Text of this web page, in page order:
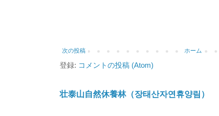
次の投稿 ホーム
登録: コメントの投稿 (Atom)
壮泰山自然休養林（장태산자연휴양림）